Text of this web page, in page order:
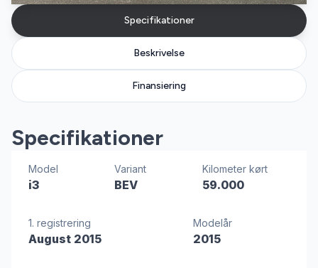
Specifikationer
Beskrivelse
Finansiering
Specifikationer
Model
i3
Variant
BEV
Kilometer kørt
59.000
1. registrering
August 2015
Modelår
2015